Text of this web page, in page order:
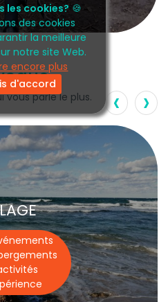
les cookies? 🍪
des cookies
la meilleure
notre site Web.
encore plus
d'accord
vous parle le plus. ‹ ›